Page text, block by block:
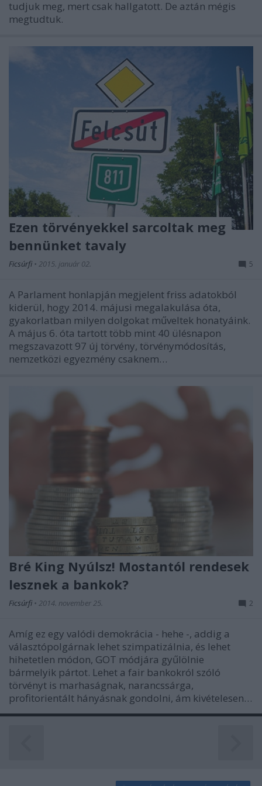
tudjuk meg, mert csak hallgatott. De aztán mégis
megtudtuk.
Ezen törvényekkel sarcoltak meg
bennünket tavaly
Ficsúrfi • 2015. január 02. 5
A Parlament honlapján megjelent friss adatokból
kiderül, hogy 2014. májusi megalakulása óta,
gyakorlatban milyen dolgokat műveltek honatyáink.
A május 6. óta tartott több mint 40 ülésnapon
megszavazott 97 új törvény, törvénymódosítás,
nemzetközi egyezmény csaknem…
Bré King Nyúlsz! Mostantól rendesek
lesznek a bankok?
Ficsúrfi • 2014. november 25. 2
Amíg ez egy valódi demokrácia - hehe -, addig a
választópolgárnak lehet szimpatizálnia, és lehet
hihetetlen módon, GOT módjára gyűlölnie
bármelyik pártot. Lehet a fair bankokról szóló
törvényt is marhaságnak, narancssárga,
profitorientált hányásnak gondolni, ám kivételesen…